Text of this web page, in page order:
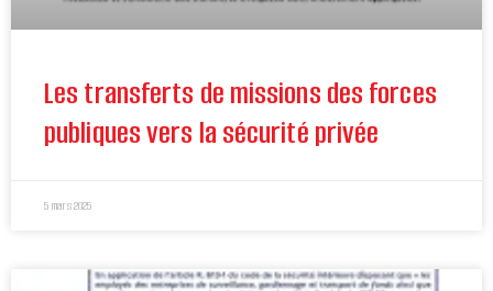
Les transferts de missions des forces
publiques vers la sécurité privée
5 mars 2025